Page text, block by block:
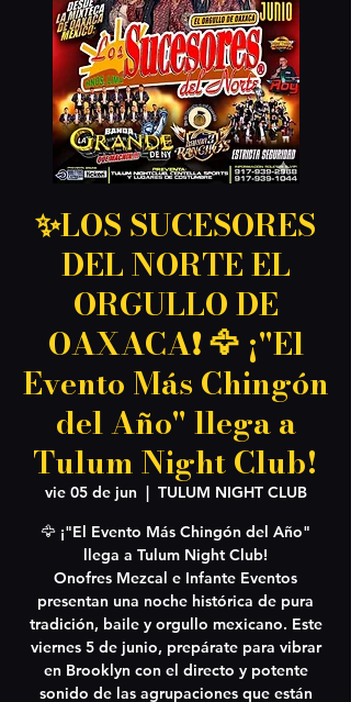
✨LOS SUCESORES
DEL NORTE EL
ORGULLO DE
OAXACA❗️ 🦅 ¡"El
Evento Más Chingón
del Año" llega a
Tulum Night Club!
vie 05 de jun
  |
TULUM NIGHT CLUB
🦅 ¡"El Evento Más Chingón del Año"
llega a Tulum Night Club!
Onofres Mezcal e Infante Eventos
presentan una noche histórica de pura
tradición, baile y orgullo mexicano. Este
viernes 5 de junio, prepárate para vibrar
en Brooklyn con el directo y potente
sonido de las agrupaciones que están